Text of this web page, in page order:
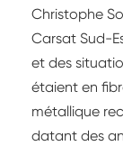
Christophe
Carsat Sud-
et des
étaient en
métallique
datant des